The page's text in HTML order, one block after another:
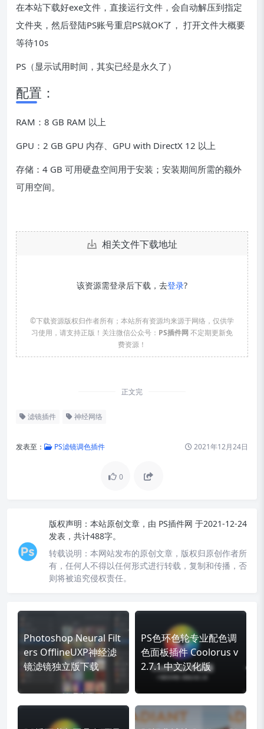
在本站下载好exe文件，直接运行文件，会自动解压到指定
文件夹，然后登陆PS账号重启PS就OK了， 打开文件大概要
等待10s
PS（显示试用时间，其实已经是永久了）
配置：
RAM：8 GB RAM 以上
GPU：2 GB GPU 内存、GPU with DirectX 12 以上
存储：4 GB 可用硬盘空间用于安装；安装期间所需的额外
可用空间。
相关文件下载地址
该资源需登录后下载，去登录?
©下载资源版权归作者所有；本站所有资源均来源于网络，仅供学
习使用，请支持正版！关注微信公众号： PS插件网 不定期更新免
费资源！
正文完
滤镜插件 神经网络
发表至： PS滤镜调色插件 2021年12月24日
0
版权声明： 本站原创文章，由 PS插件网 于2021-12-24
发表，共计488字。
转载说明： 本网站发布的原创文章，版权归原创作者所
有，任何人不得以任何形式进行转载，复制和传播，否
则将被追究侵权责任。
Photoshop Neural Filt
ers OfflineUXP神经滤
镜滤镜独立版下载
PS色环色轮专业配色调
色面板插件 Coolorus v
2.7.1 中文汉化版